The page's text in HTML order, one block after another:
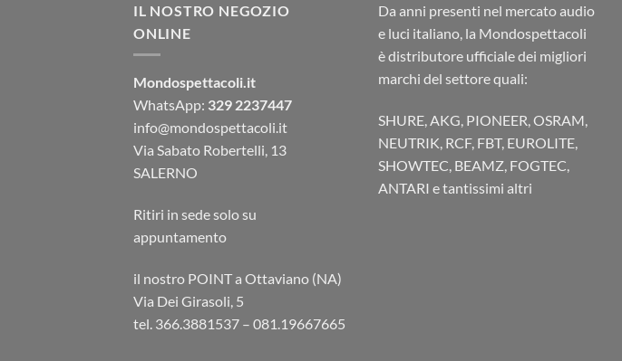
IL NOSTRO NEGOZIO
ONLINE
Mondospettacoli.it
WhatsApp: 329 2237447
info@mondospettacoli.it
Via Sabato Robertelli, 13
SALERNO
Ritiri in sede solo su
appuntamento
il nostro POINT a Ottaviano (NA)
Via Dei Girasoli, 5
tel. 366.3881537 – 081.19667665
Da anni presenti nel mercato audio
e luci italiano, la Mondospettacoli
è distributore ufficiale dei migliori
marchi del settore quali:
SHURE, AKG, PIONEER, OSRAM,
NEUTRIK, RCF, FBT, EUROLITE,
SHOWTEC, BEAMZ, FOGTEC,
ANTARI e tantissimi altri